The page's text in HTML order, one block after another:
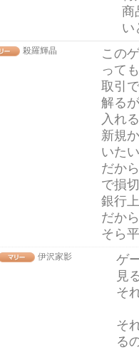
商
い
殺羅輝晶
この
って
取引
解る
入れ
新規
いた
だか
で損切
銀行
だか
そら
伊沢家影
ゲ
見
そ
そ
る